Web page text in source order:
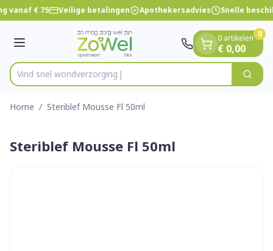
Ga naar de inhoud
1 van 1
vanaf € 75 Veilige betalingen Apothekersadvies Snelle
Menu
Product, merk, categorie...
Vind snel wondve Zoek
0 artikelen
€ 0,00
0
Home / Steriblef Mousse Fl 50ml
Steriblef Mousse Fl 50ml